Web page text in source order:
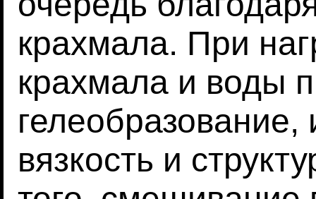
крахмала. При
крахмала и воды
вязкость и